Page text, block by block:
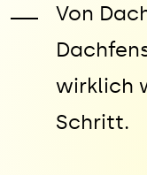
Von
wirklich
Schritt.